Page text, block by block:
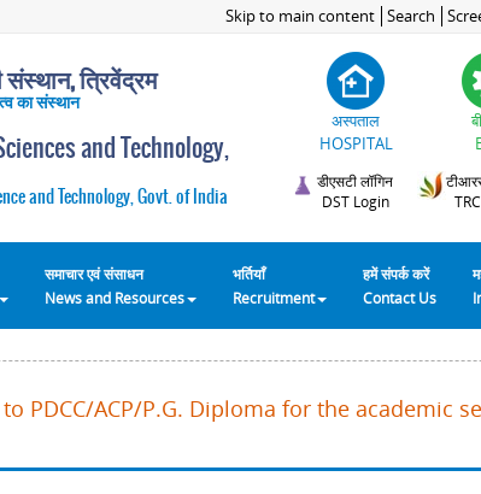
Skip to main content Search
संस्थान, त्रिवेंद्रम
का संस्थान
and Technology,
and Technology, Govt. of India
अस्पताल
HOSPITAL
डीएसटी लॉगिन
DST Login
TRC
समाचार एवं संसाधन
News and Resources
भर्तियाँ
Recruitment
हमें संपर्क करें
Contact Us
ACP/P.G. Diploma for the academic